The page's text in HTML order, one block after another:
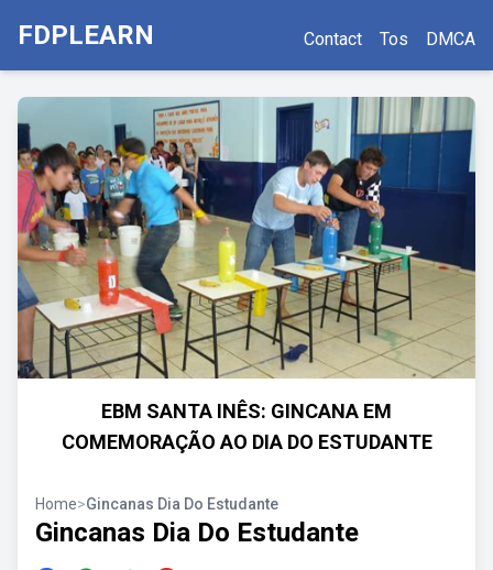
FDPLEARN Contact Tos DMCA
EBM SANTA INÊS: GINCANA EM
COMEMORAÇÃO AO DIA DO ESTUDANTE
Home>Gincanas Dia Do Estudante
Gincanas Dia Do Estudante